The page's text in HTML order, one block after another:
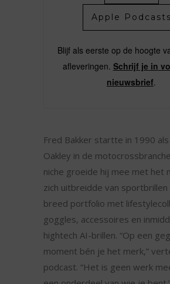
Apple Podcasts
Blijf als eerste op de hoogte
afleveringen. Schrijf je in
nieuwsbrief.
Fred Bakker startte in 1990
Oakley in de
niche groeide hij mee met het
zich uitbreidde van sportbrillen
breed portfolio met
goggles, accessoires en
hightech AI-brillen. “Op een
moment bén je het merk,”
podcast. “Het is geen werk